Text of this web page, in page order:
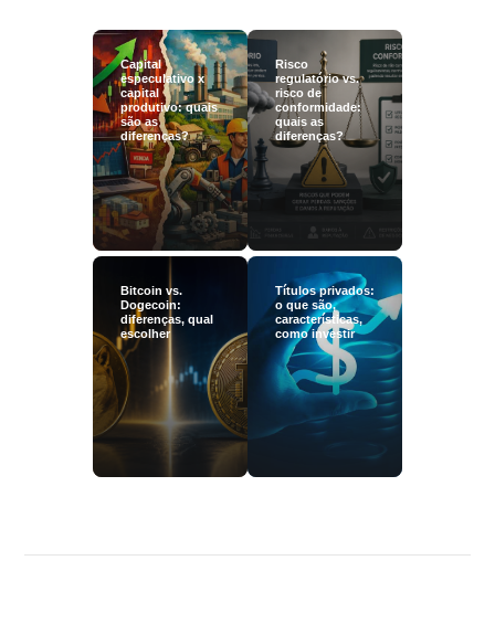
Capital
especulativo x
capital
produtivo: quais
são as
diferenças?
Risco
regulatório vs.
risco de
conformidade:
quais as
diferenças?
Bitcoin vs.
Dogecoin:
diferenças, qual
escolher
Títulos privados:
o que são,
características,
como investir